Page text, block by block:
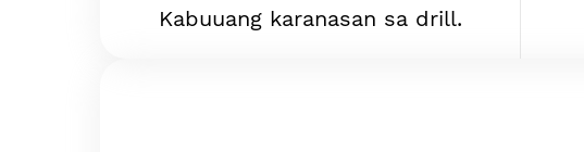
Kabuuang karanasan sa drill.